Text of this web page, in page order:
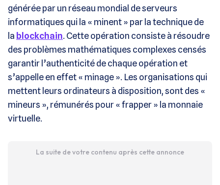
générée par un réseau mondial de serveurs
informatiques qui la « minent » par la technique de
la blockchain. Cette opération consiste à résoudre
des problèmes mathématiques complexes censés
garantir l’authenticité de chaque opération et
s’appelle en effet « minage ». Les organisations qui
mettent leurs ordinateurs à disposition, sont des «
mineurs », rémunérés pour « frapper » la monnaie
virtuelle.
La suite de votre contenu après cette annonce